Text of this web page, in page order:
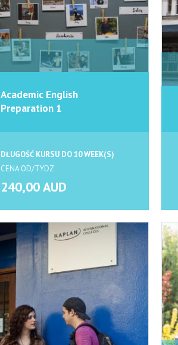
Academic English
Preparation 1
DŁUGOŚĆ KURSU DO 10 WEEK(S)
CENA OD/TYDZ
240,00 AUD